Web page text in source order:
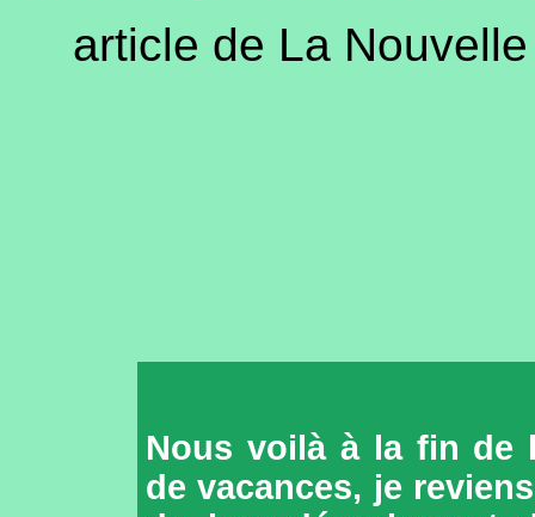
article de La
Nous voilà à la fin de
de vacances, je